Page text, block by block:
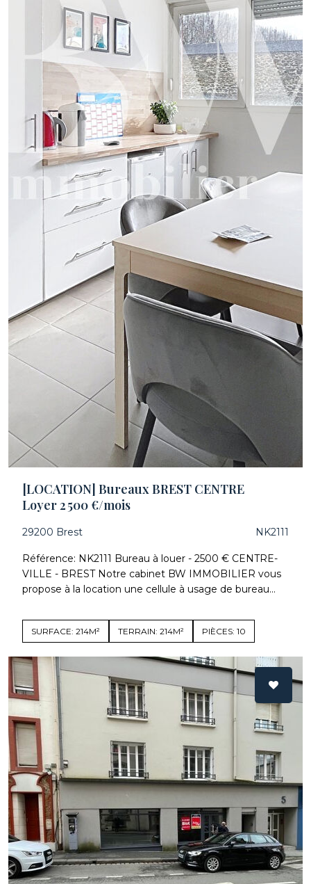
[LOCATION] Bureaux BREST CENTRE
Loyer 2 500 €/mois
29200 Brest NK2111
Référence: NK2111 Bureau à louer - 2500 € CENTRE-
VILLE - BREST Notre cabinet BW IMMOBILIER vous
propose à la location une cellule à usage de bureau...
SURFACE: 214M² TERRAIN: 214M² PIÈCES: 10